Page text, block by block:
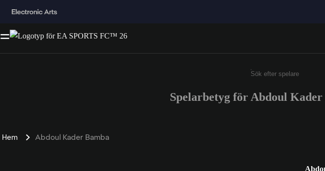
Ange minst 3
Spelarbetyg för Abdoul
Hem Abdoul Kader Bamba